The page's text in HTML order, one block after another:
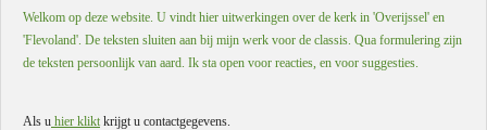
Welkom op deze website. U vindt hier uitwerkingen over de kerk in 'Overijssel' en
'Flevoland'. De teksten sluiten aan bij mijn werk voor de classis. Qua formulering zijn
de teksten persoonlijk van aard. Ik sta open voor reacties, en voor suggesties.
Als u hier klikt krijgt u contactgegevens.